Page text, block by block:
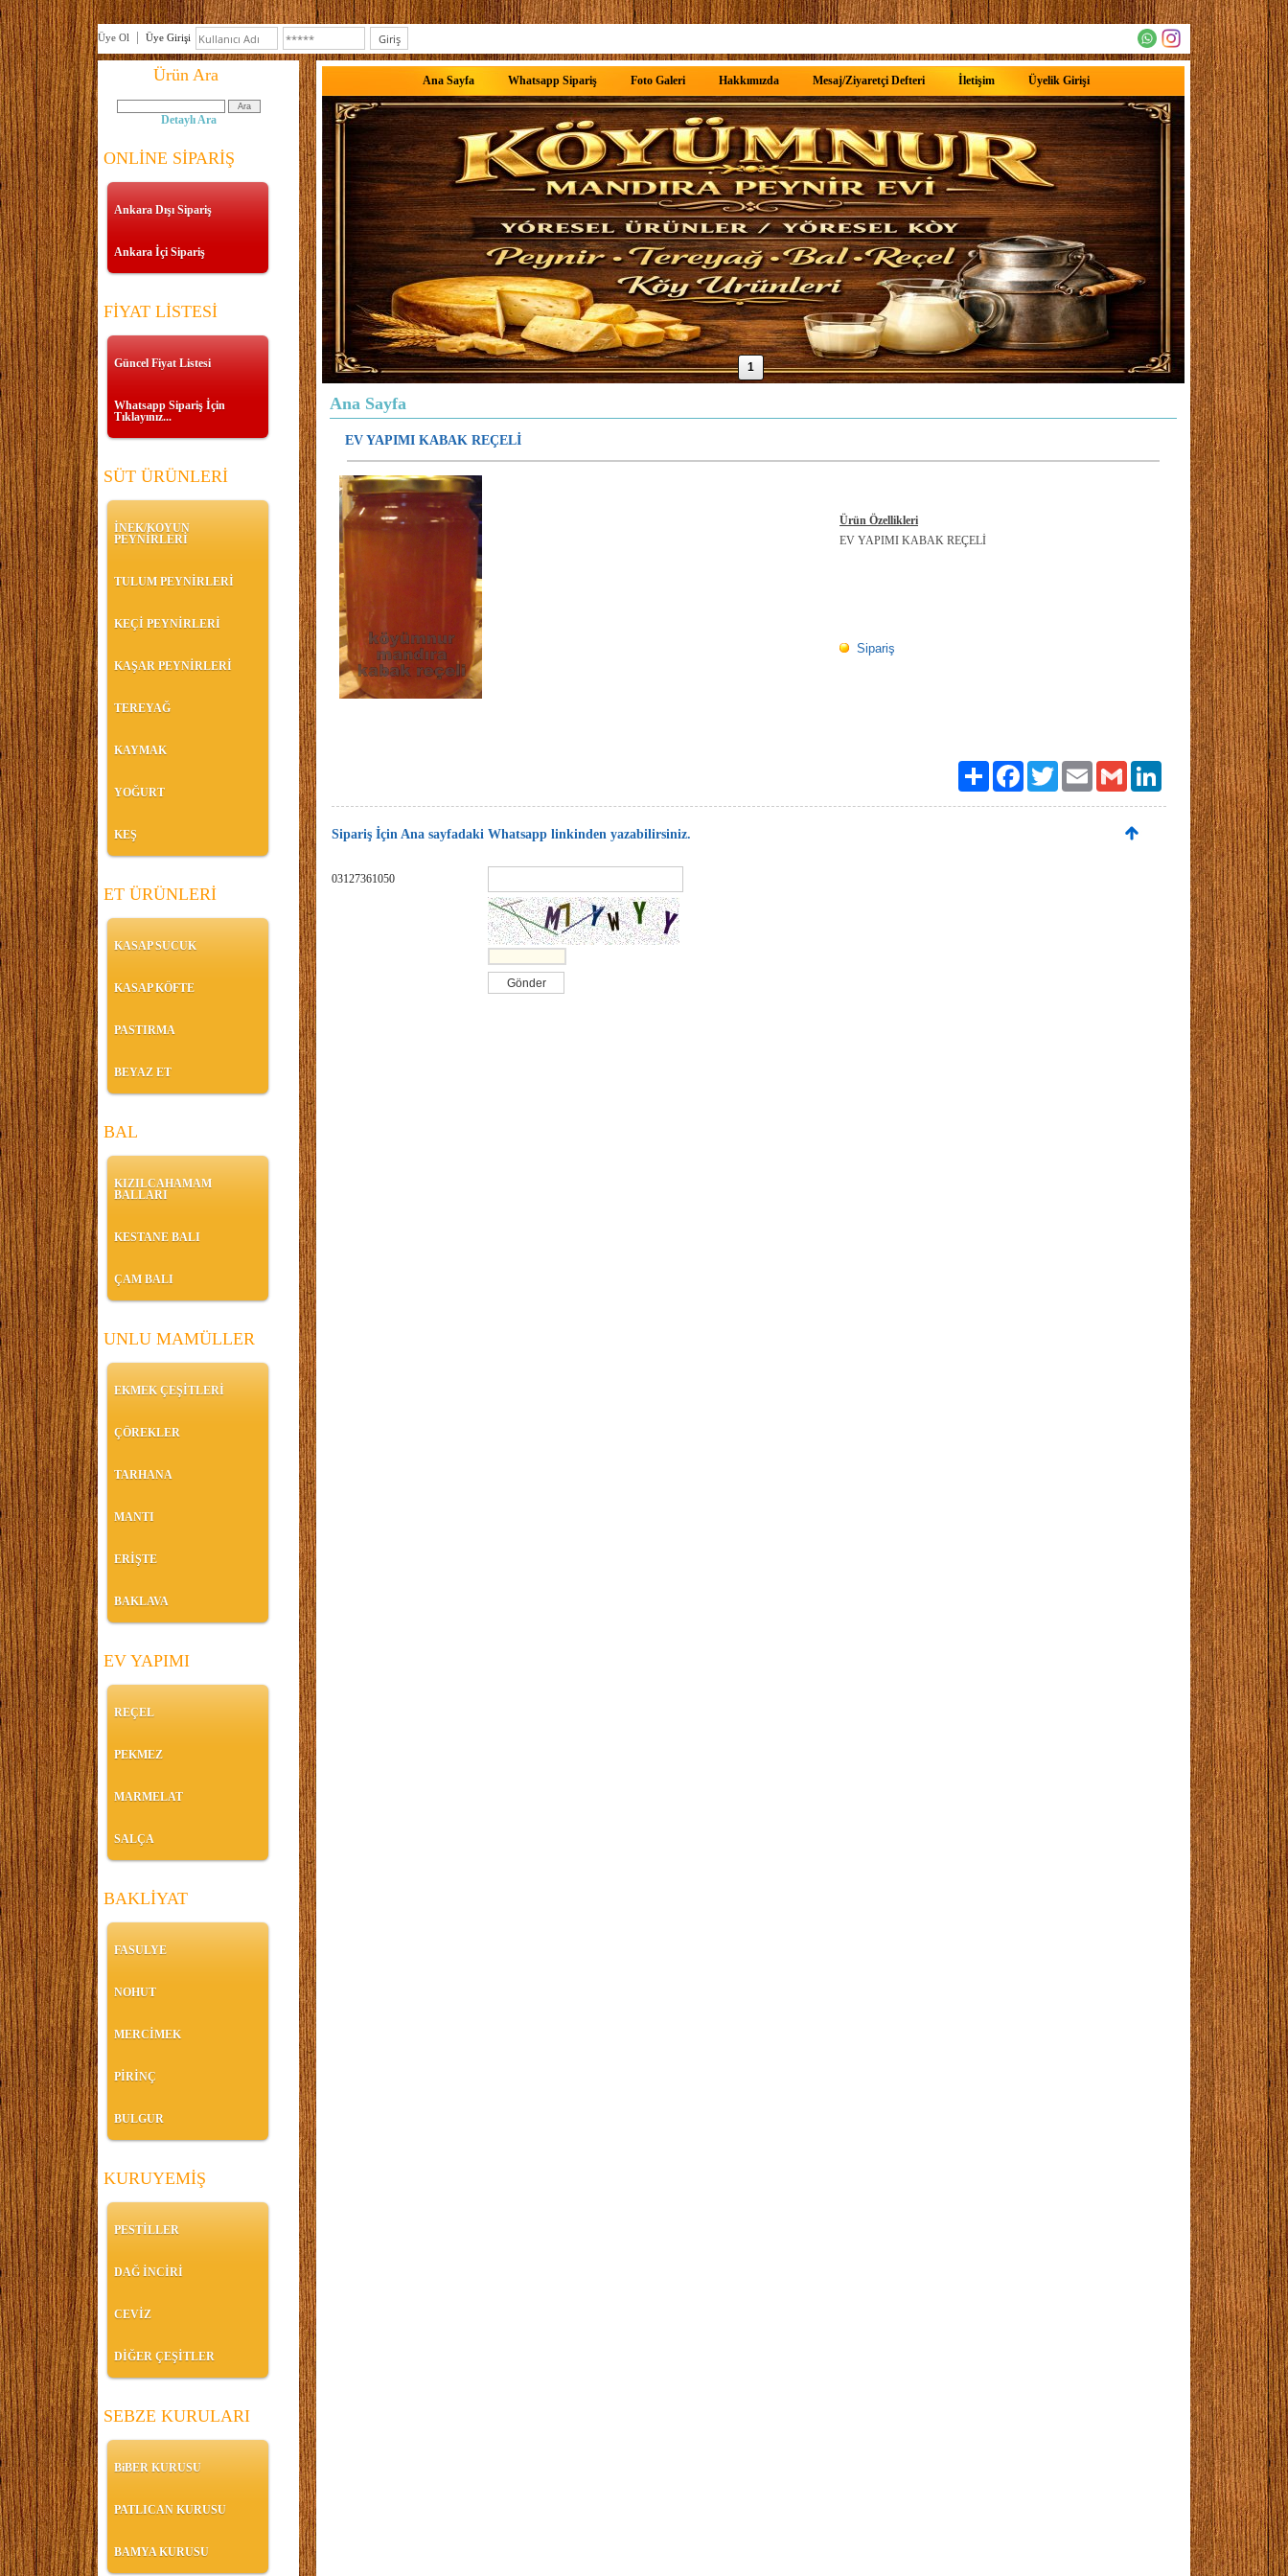
Üye Ol Üye Girişi
Ürün Ara
Detaylı Ara
ONLİNE SİPARİŞ
Ankara Dışı Sipariş
Ankara İçi Sipariş
FİYAT LİSTESİ
Güncel Fiyat Listesi
Whatsapp Sipariş İçin
Tıklayınız...
SÜT ÜRÜNLERİ
İNEK/KOYUN
PEYNİRLERİ
TULUM PEYNİRLERİ
KEÇİ PEYNİRLERİ
KAŞAR PEYNİRLERİ
TEREYAĞ
KAYMAK
YOĞURT
KEŞ
ET ÜRÜNLERİ
KASAP SUCUK
KASAP KÖFTE
PASTIRMA
BEYAZ ET
BAL
KIZILCAHAMAM
BALLARI
KESTANE BALI
ÇAM BALI
UNLU MAMÜLLER
EKMEK ÇEŞİTLERİ
ÇÖREKLER
TARHANA
MANTI
ERİŞTE
BAKLAVA
EV YAPIMI
REÇEL
PEKMEZ
MARMELAT
SALÇA
BAKLİYAT
FASULYE
NOHUT
MERCİMEK
PİRİNÇ
BULGUR
KURUYEMİŞ
PESTİLLER
DAĞ İNCİRİ
CEVİZ
DİĞER ÇEŞİTLER
SEBZE KURULARI
BiBER KURUSU
PATLICAN KURUSU
BAMYA KURUSU
Ana Sayfa Whatsapp Sipariş Foto Galeri Hakkımızda Mesaj/Ziyaretçi Defteri İletişim Üyelik Girişi
1
Ana Sayfa
EV YAPIMI KABAK REÇELİ
Ürün Özellikleri
EV YAPIMI KABAK REÇELİ
Sipariş
Paylaş FacebookTwitter Email Gmail LinkedIn
Sipariş İçin Ana sayfadaki Whatsapp linkinden yazabilirsiniz.
03127361050